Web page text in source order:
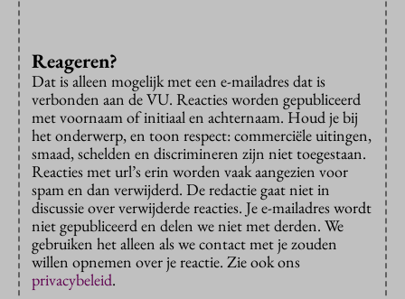
Reageren?
Dat is alleen mogelijk met een e-mailadres dat is
verbonden aan de VU. Reacties worden gepubliceerd
met voornaam of initiaal en achternaam. Houd je bij
het onderwerp, en toon respect: commerciële uitingen,
smaad, schelden en discrimineren zijn niet toegestaan.
Reacties met url’s erin worden vaak aangezien voor
spam en dan verwijderd. De redactie gaat niet in
discussie over verwijderde reacties. Je e-mailadres wordt
niet gepubliceerd en delen we niet met derden. We
gebruiken het alleen als we contact met je zouden
willen opnemen over je reactie. Zie ook ons
privacybeleid.